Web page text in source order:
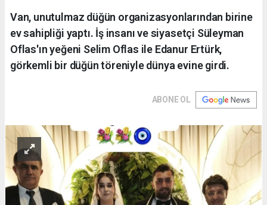
Van, unutulmaz düğün organizasyonlarından birine
ev sahipliği yaptı. İş insanı ve siyasetçi Süleyman
Oflas'ın yeğeni Selim Oflas ile Edanur Ertürk,
görkemli bir düğün töreniyle dünya evine girdi.
ABONE OL